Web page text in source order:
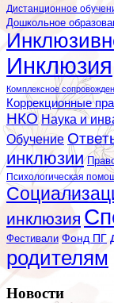
Дистанционное
Дошкольное
Инклюзия
Комплексное
Коррекционные
НКО Наука и
Обучение
инклюзии
Психологическая
инклюзия
Фестивали Фонд ПГ
родителям
Новости